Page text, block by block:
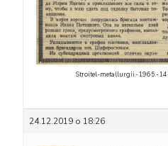
Stroitel-metallurgii.-1965.-
24.12.2019 о 18:26